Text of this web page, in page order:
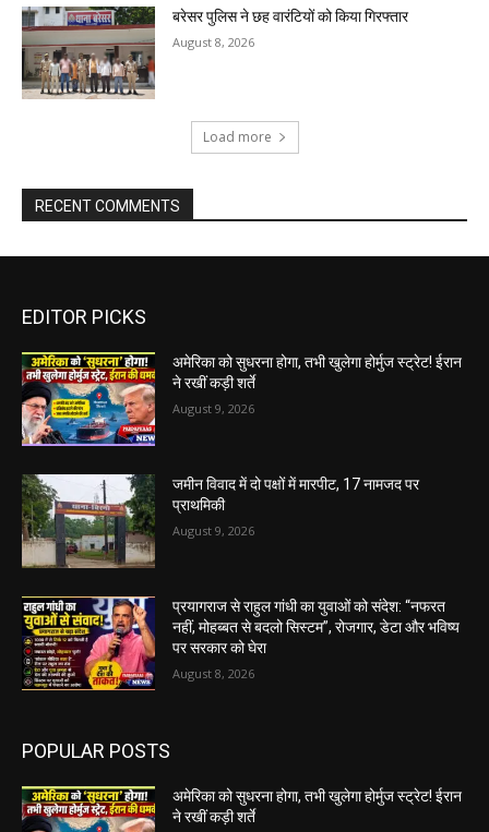
बरेसर पुलिस ने छह वारंटियों को किया गिरफ्तार
August 8, 2026
Load more
RECENT COMMENTS
EDITOR PICKS
अमेरिका को सुधरना होगा, तभी खुलेगा होर्मुज स्ट्रेट! ईरान
ने रखीं कड़ी शर्ते
August 9, 2026
जमीन विवाद में दो पक्षों में मारपीट, 17 नामजद पर
प्राथमिकी
August 9, 2026
प्रयागराज से राहुल गांधी का युवाओं को संदेश: “नफरत
नहीं, मोहब्बत से बदलो सिस्टम”, रोजगार, डेटा और भविष्य
पर सरकार को घेरा
August 8, 2026
POPULAR POSTS
अमेरिका को सुधरना होगा, तभी खुलेगा होर्मुज स्ट्रेट! ईरान
ने रखीं कड़ी शर्ते